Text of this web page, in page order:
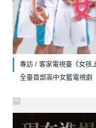
專訪 / 客家電視臺《女孩
全臺首部高中女籃電視劇
PR